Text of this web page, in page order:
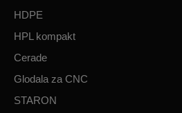
HDPE
HPL kompakt
Cerade
Glodala za CNC
STARON